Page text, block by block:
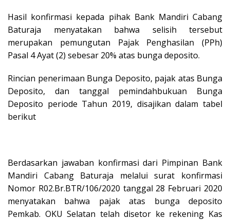
Hasil konfirmasi kepada pihak Bank Mandiri Cabang
Baturaja menyatakan bahwa selisih tersebut
merupakan pemungutan Pajak Penghasilan (PPh)
Pasal 4 Ayat (2) sebesar 20% atas bunga deposito.
Rincian penerimaan Bunga Deposito, pajak atas Bunga
Deposito, dan tanggal pemindahbukuan Bunga
Deposito periode Tahun 2019, disajikan dalam tabel
berikut
Berdasarkan jawaban konfirmasi dari Pimpinan Bank
Mandiri Cabang Baturaja melalui surat konfirmasi
Nomor R02.Br.BTR/106/2020 tanggal 28 Februari 2020
menyatakan bahwa pajak atas bunga deposito
Pemkab. OKU Selatan telah disetor ke rekening Kas